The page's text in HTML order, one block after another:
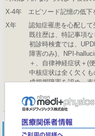
X-4年 エピソード記憶の低下
X年 認知症罹患を心配して
既往歴は、特記事項
初診時検査では、
障害のみ)、NPI-
＋、自律神経症状＋(
中核症状は全く欠く
成把握障害を認め、
である。
DaTSCAN